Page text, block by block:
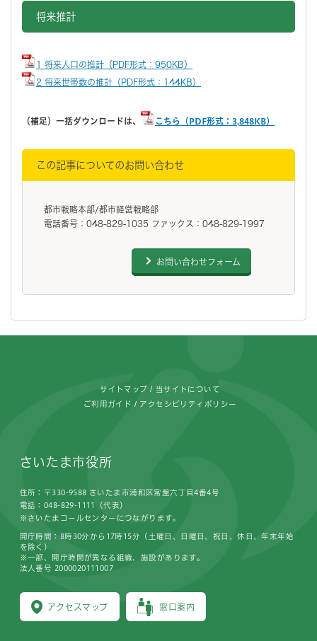
将来推計
1 将来人口の推計（PDF形式：950KB）
2 将来世帯数の推計（PDF形式：144KB）
（補足）一括ダウンロードは、 こちら（PDF形式：3,848KB）
この記事についてのお問い合わせ
都市戦略本部/都市経営戦略部
電話番号：048-829-1035 ファックス：048-829-1997
お問い合わせフォーム
サイトマップ 当サイトについて
ご利用ガイド アクセシビリティポリシー
さいたま市役所
住所：〒330-9588 さいたま市浦和区常盤六丁目4番4号
電話：048-829-1111（代表）
※さいたまコールセンターにつながります。
アクセスマップ 窓口案内
開庁時間：8時30分から17時15分（土曜日、日曜日、祝日、休日、年末年始
を除く）
※一部、開庁時間が異なる組織、施設があります。
法人番号 2000020111007